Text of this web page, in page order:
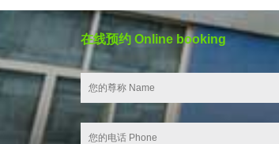
在线预约 Online booking